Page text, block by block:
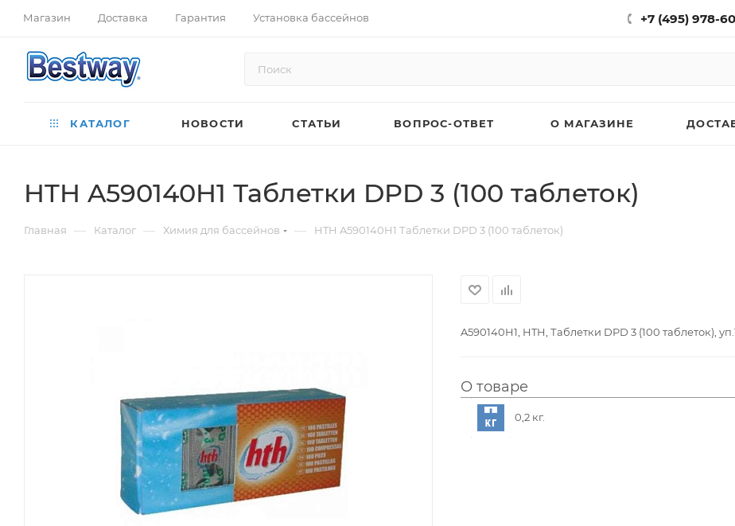
Магазин Доставка Гарантия Установка бассейнов +7 (495) 978-
КАТАЛОГ НОВОСТИ СТАТЬИ ВОПРОС-ОТВЕТ О МАГАЗИНЕ
HTH A590140H1 Таблетки DPD 3 (100 таблеток)
Главная — Каталог — Химия для бассейнов — HTH A590140H1 Таблетки DPD 3 (100 таблеток)
A590140H1, HTH, Таблетки DPD 3 (100 таблеток),
О товаре
0,2 кг.